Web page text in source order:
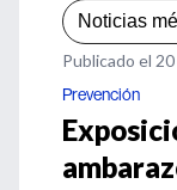
Noticias
Publicado el
Prevención